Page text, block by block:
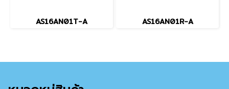
AS16AN01T-A AS16AN01R-A